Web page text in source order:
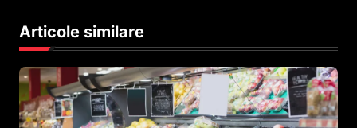
n
a
r
t
Articole similare